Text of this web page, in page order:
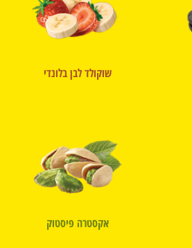
שוקולד לבן בלונדי
אקסטרה פיסטוק